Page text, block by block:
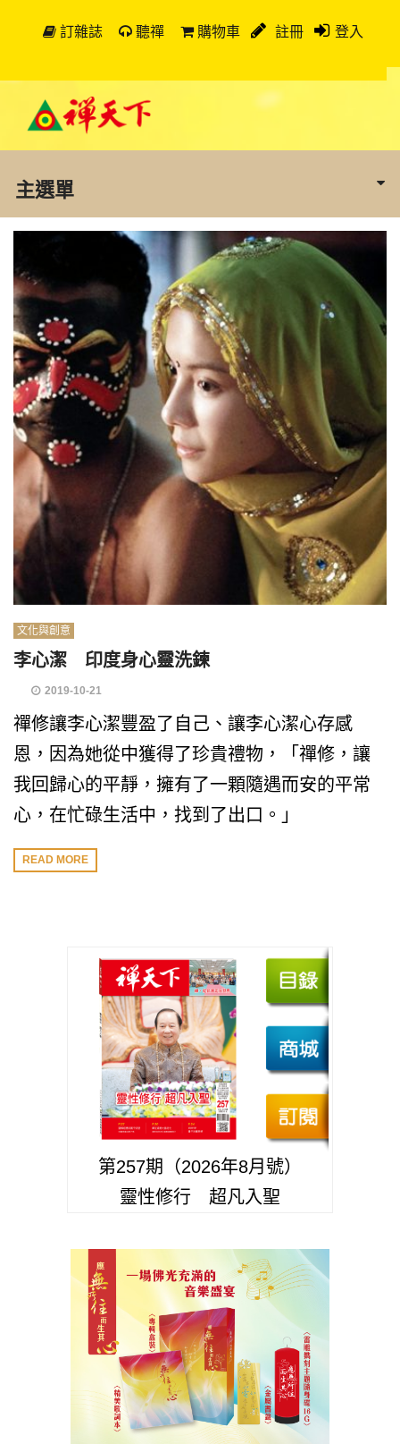
訂雜誌 聽禪 購物車 註冊 登入
主選單
文化與創意
李心潔 印度身心靈洗鍊
2019-10-21
禪修讓李心潔豐盈了自己、讓李心潔心存感
恩，因為她從中獲得了珍貴禮物，「禪修，讓
我回歸心的平靜，擁有了一顆隨遇而安的平常
心，在忙碌生活中，找到了出口。」
READ MORE
第257期（2026年8月號）
靈性修行 超凡入聖